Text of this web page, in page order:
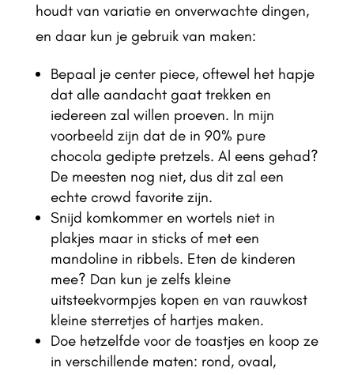
houdt van variatie en onverwachte dingen,
en daar kun je gebruik van maken:
Bepaal je center piece, oftewel het hapje
dat alle aandacht gaat trekken en
iedereen zal willen proeven. In mijn
voorbeeld zijn dat de in 90% pure
chocola gedipte pretzels. Al eens gehad?
De meesten nog niet, dus dit zal een
echte crowd favorite zijn.
Snijd komkommer en wortels niet in
plakjes maar in sticks of met een
mandoline in ribbels. Eten de kinderen
mee? Dan kun je zelfs kleine
uitsteekvormpjes kopen en van rauwkost
kleine sterretjes of hartjes maken.
Doe hetzelfde voor de toastjes en koop ze
in verschillende maten: rond, ovaal,